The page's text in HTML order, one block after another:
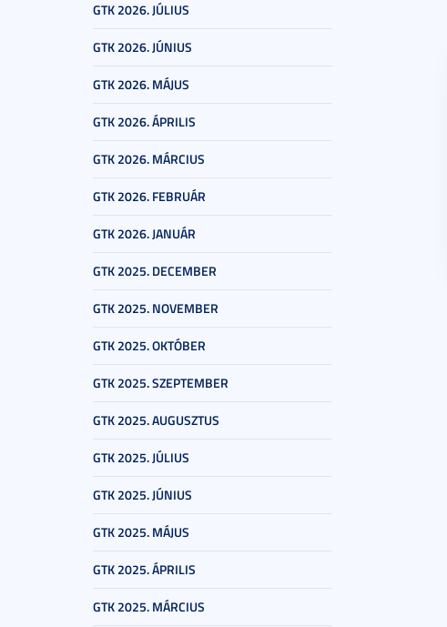
GTK 2026. JÚLIUS
GTK 2026. JÚNIUS
GTK 2026. MÁJUS
GTK 2026. ÁPRILIS
GTK 2026. MÁRCIUS
GTK 2026. FEBRUÁR
GTK 2026. JANUÁR
GTK 2025. DECEMBER
GTK 2025. NOVEMBER
GTK 2025. OKTÓBER
GTK 2025. SZEPTEMBER
GTK 2025. AUGUSZTUS
GTK 2025. JÚLIUS
GTK 2025. JÚNIUS
GTK 2025. MÁJUS
GTK 2025. ÁPRILIS
GTK 2025. MÁRCIUS